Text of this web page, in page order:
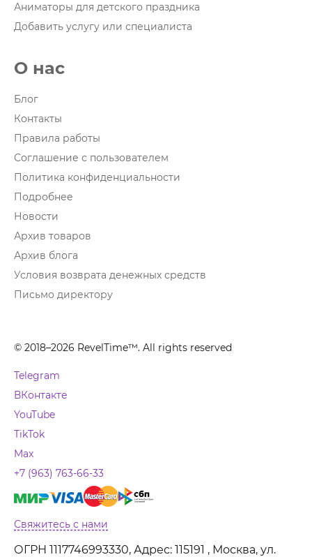
Аниматоры для детского праздника
Добавить услугу или специалиста
О нас
Блог
Контакты
Правила работы
Соглашение с пользователем
Политика конфиденциальности
Подробнее
Новости
Архив товаров
Архив блога
Условия возврата денежных средств
Письмо директору
© 2018–2026 RevelTime™. All rights reserved
Telegram
ВКонтакте
YouTube
TikTok
Max
+7 (963) 763-66-33
Свяжитесь с нами
ОГРН 1117746993330, Адрес: 115191 , Москва, ул.